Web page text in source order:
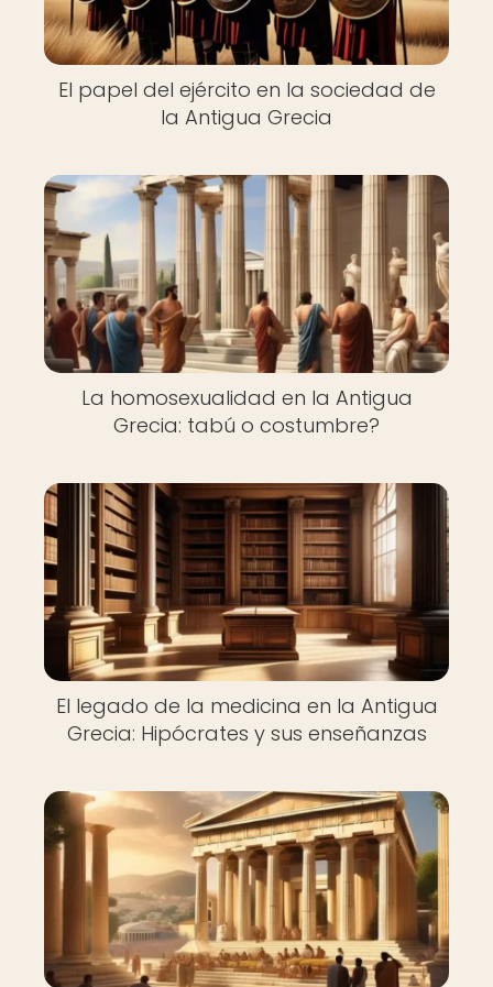
El papel del ejército en la sociedad de
la Antigua Grecia
La homosexualidad en la Antigua
Grecia: tabú o costumbre?
El legado de la medicina en la Antigua
Grecia: Hipócrates y sus enseñanzas